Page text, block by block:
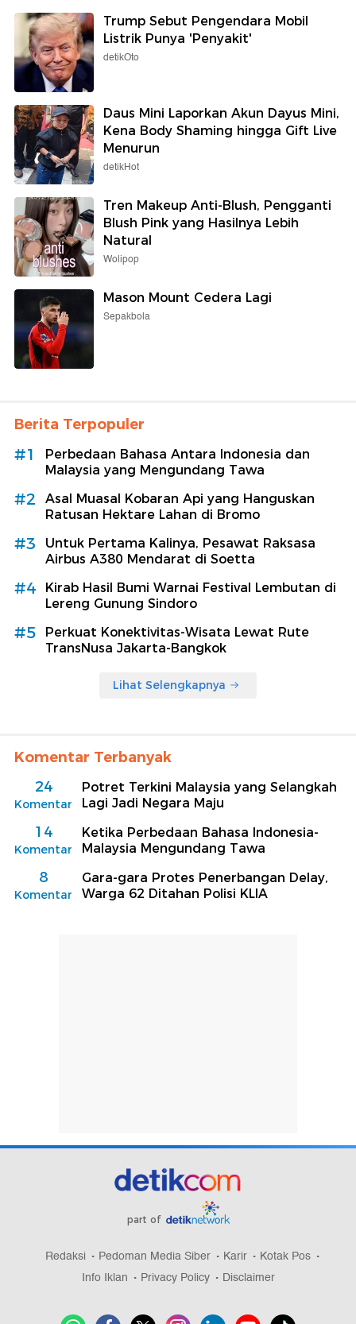
Trump Sebut Pengendara Mobil
Listrik Punya 'Penyakit'
detikOto
Daus Mini Laporkan Akun Dayus Mini,
Kena Body Shaming hingga Gift Live
Menurun
detikHot
Tren Makeup Anti-Blush, Pengganti
Blush Pink yang Hasilnya Lebih
Natural
Wolipop
Mason Mount Cedera Lagi
Sepakbola
Berita Terpopuler
#1
Perbedaan Bahasa Antara Indonesia dan
Malaysia yang Mengundang Tawa
#2
Asal Muasal Kobaran Api yang Hanguskan
Ratusan Hektare Lahan di Bromo
#3
Untuk Pertama Kalinya, Pesawat Raksasa
Airbus A380 Mendarat di Soetta
#4
Kirab Hasil Bumi Warnai Festival Lembutan di
Lereng Gunung Sindoro
#5
Perkuat Konektivitas-Wisata Lewat Rute
TransNusa Jakarta-Bangkok
Lihat Selengkapnya
Komentar Terbanyak
24
Komentar
Potret Terkini Malaysia yang Selangkah
Lagi Jadi Negara Maju
14
Komentar
Ketika Perbedaan Bahasa Indonesia-
Malaysia Mengundang Tawa
8
Komentar
Gara-gara Protes Penerbangan Delay,
Warga 62 Ditahan Polisi KLIA
part of
Redaksi Pedoman Media Siber Karir
Kotak Pos
Info Iklan
Privacy Policy Disclaimer